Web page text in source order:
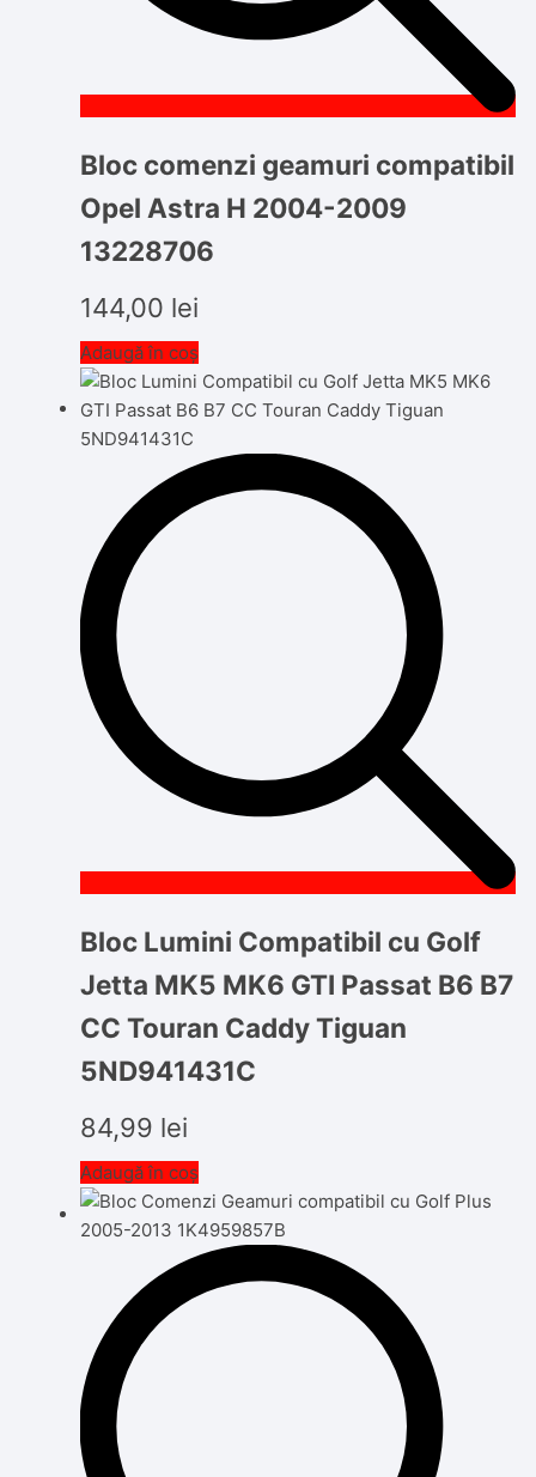
Bloc comenzi geamuri compatibil
Opel Astra H 2004-2009
13228706
144,00 lei
Adaugă în coș
Bloc Lumini Compatibil cu Golf
Jetta MK5 MK6 GTI Passat B6 B7
CC Touran Caddy Tiguan
5ND941431C
84,99 lei
Adaugă în coș